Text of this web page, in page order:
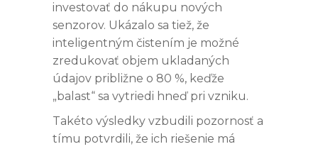
investovať do nákupu nových
senzorov. Ukázalo sa tiež, že
inteligentným čistením je možné
zredukovať objem ukladaných
údajov približne o 80 %, keďže
„balast“ sa vytriedi hneď pri vzniku.
Takéto výsledky vzbudili pozornosť a
tímu potvrdili, že ich riešenie má